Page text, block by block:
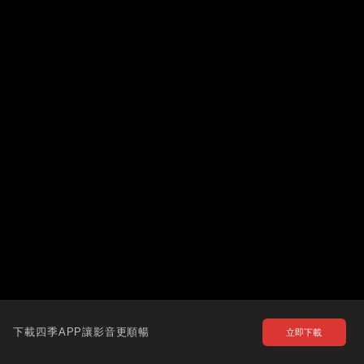
下載四季APP讓影音更順暢 立即下載